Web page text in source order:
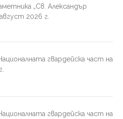
„Св. Александър
2026 г.
гвардейска част на
гвардейска част на